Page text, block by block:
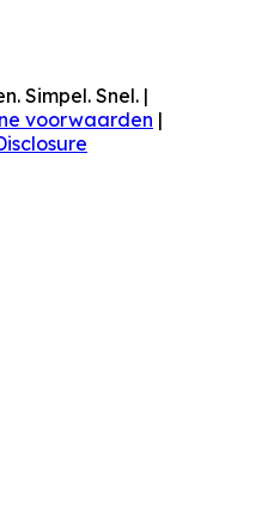
Simpel. Snel. |
voorwaarden |